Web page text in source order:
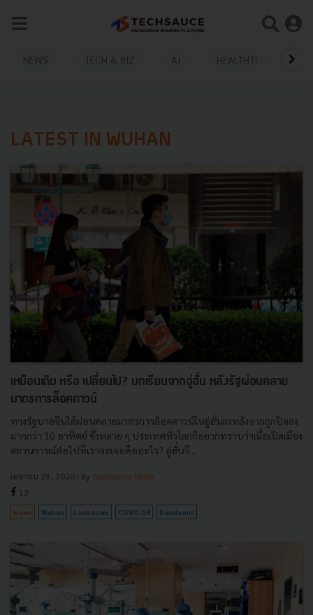
NEWS TECH & BIZ AI HEALTHTECH
LATEST IN WUHAN
เหมือนเดิม หรือ เปลี่ยนไป? บทเรียนจากอู่ฮั่น หลังรัฐผ่อนคลาย
มาตรการล็อคดาวน์
ทางรัฐบาลจีนได้ผ่อนคลายมาตรการล็อคดาวน์ในอู่ฮั่นลงหลังจากถูกปิดลง
มากกว่า 10 อาทิตย์ ซึ่งหลาย ๆ ประเทศทั่วโลกก็อยากทราบว่าเมื่อเปิดเมือง
สถานการณ์ต่อไปที่เราจะเจอคืออะไร? อู่ฮั่นจึ...
เมษายน 29, 2020 | By Techsauce Team
13
News Wuhan Lockdown COVID-19 Pandemic